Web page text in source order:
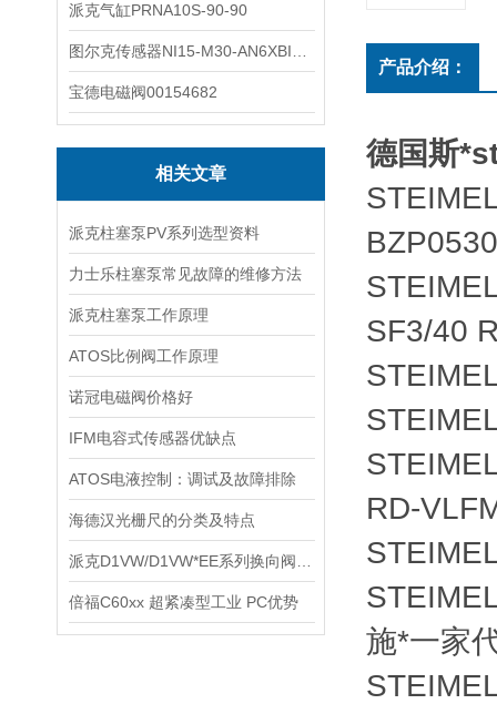
派克气缸PRNA10S-90-90
宝德电磁阀00154682
相关文章
派克柱塞泵PV系列选型资料
力士乐柱塞泵常见故障的维修方法
派克柱塞泵工作原理
ATOS比例阀工作原理
诺冠电磁阀价格好
IFM电容式传感器优缺点
ATOS电液控制：调试及故障排除
海德汉光栅尺的分类及特点
倍福C60xx 超紧凑型工业 PC优势
产品介绍：
德国斯
SF3/40
RD-
施*一家